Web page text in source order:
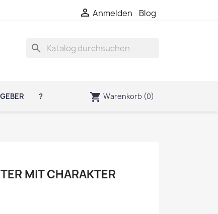
 Anmelden Blog
search
? shopping_cart Warenkorb (0)
MIT CHARAKTER